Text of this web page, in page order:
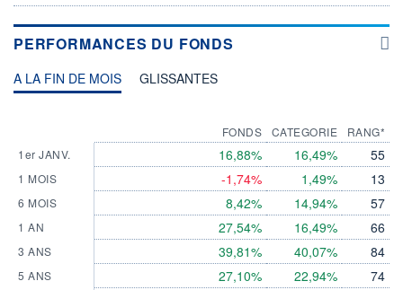
PERFORMANCES DU FONDS
A LA FIN DE MOIS GLISSANTES
1er JANV.
1 MOIS
6 MOIS
1 AN
3 ANS
5 ANS
FONDS
16,88%
-1,74%
8,42%
27,54%
39,81%
27,10%
CATEGORIE
16,49%
1,49%
14,94%
16,49%
40,07%
22,94%
RANG*
55
13
57
66
84
74